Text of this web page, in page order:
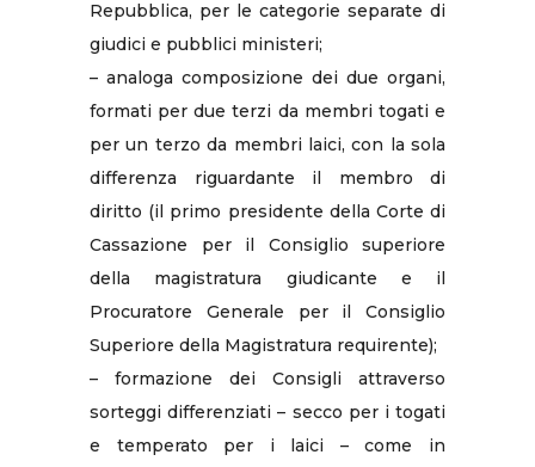
Repubblica, per le categorie separate di
giudici e pubblici ministeri;
– analoga composizione dei due organi,
formati per due terzi da membri togati e
per un terzo da membri laici, con la sola
differenza riguardante il membro di
diritto (il primo presidente della Corte di
Cassazione per il Consiglio superiore
della magistratura giudicante e il
Procuratore Generale per il Consiglio
Superiore della Magistratura requirente);
– formazione dei Consigli attraverso
sorteggi differenziati – secco per i togati
e temperato per i laici – come in